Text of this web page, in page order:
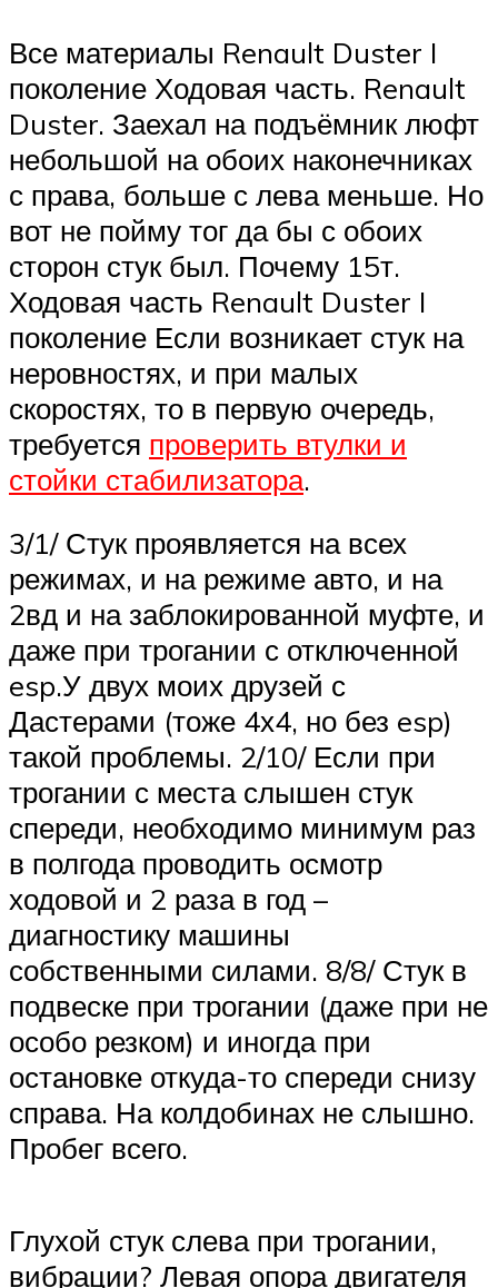
Все материалы Renault Duster I
поколение Ходовая часть. Renault
Duster. Заехал на подъёмник люфт
небольшой на обоих наконечниках
с права, больше с лева меньше. Но
вот не пойму тог да бы с обоих
сторон стук был. Почему 15т.
Ходовая часть Renault Duster I
поколение Если возникает стук на
неровностях, и при малых
скоростях, то в первую очередь,
требуется проверить втулки и
стойки стабилизатора.
3/1/ Стук проявляется на всех
режимах, и на режиме авто, и на
2вд и на заблокированной муфте, и
даже при трогании с отключенной
esp.У двух моих друзей с
Дастерами (тоже 4х4, но без esp)
такой проблемы. 2/10/ Если при
трогании с места слышен стук
спереди, необходимо минимум раз
в полгода проводить осмотр
ходовой и 2 раза в год –
диагностику машины
собственными силами. 8/8/ Стук в
подвеске при трогании (даже при не
особо резком) и иногда при
остановке откуда-то спереди снизу
справа. На колдобинах не слышно.
Пробег всего.
Глухой стук слева при трогании,
вибрации? Левая опора двигателя